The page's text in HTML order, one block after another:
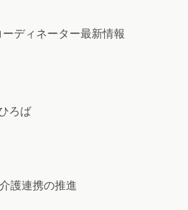
ディネーター最新情報
ろば
護連携の推進